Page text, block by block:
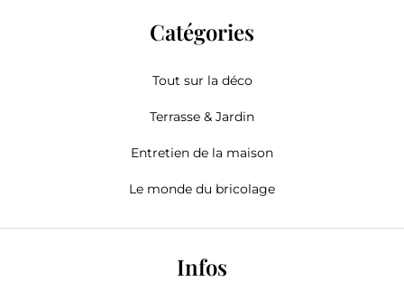
Catégories
Tout sur la déco
Terrasse & Jardin
Entretien de la maison
Le monde du bricolage
Infos